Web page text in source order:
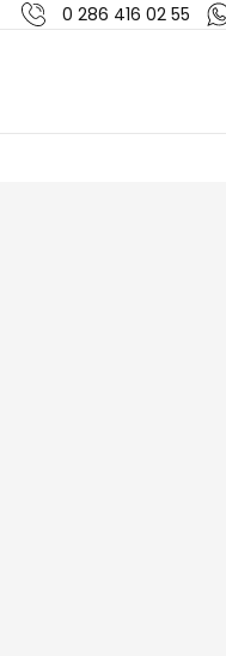
0 286 416 02 55